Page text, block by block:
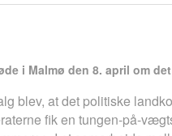
i Malmø den 8. april om
blev, at det politiske
fik en tungen-på-